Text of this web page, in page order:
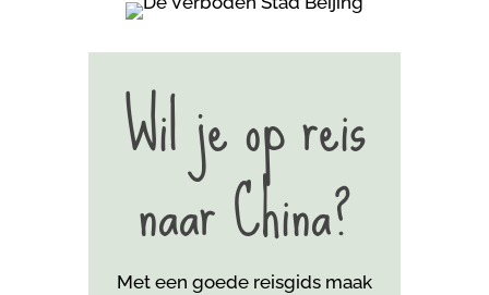
Wil je op reis
naar China?
Met een goede reisgids maak